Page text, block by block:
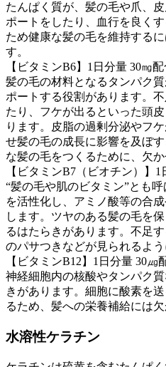
たんぱく質が、髪の毛や爪、
ポートをしたり、血行を良く
ため健康な髪の毛を維持する
す。
【ビタミンB6】1日分量 30㎎配
髪の毛の材料となるタンパク
ポートする役割があります。
たり、フケが出るといった頭
ります。皮脂の過剰分泌やフ
せ髪の毛の成長に影響を及ぼ
な髪の毛をつくるために、欠か
【ビタミンB7（ビオチン）】1
“髪の毛や肌のビタミン”とも
を活性化し、アミノ酸等の合
します。ツヤのある髪の毛を
るはたらきがあります。不足
のパサつきなどが見られるよう
【ビタミンB12】1日分量 30㎍
神経細胞内の核酸やタンパク
きがあります。細胞に酸素を
るため、髪への栄養補給には欠
水溶性ケラチン